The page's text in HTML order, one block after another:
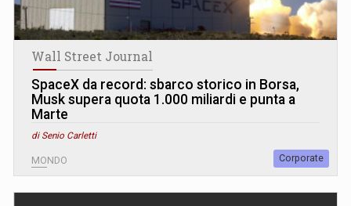
Wall Street Journal
SpaceX da record: sbarco storico in Borsa,
Musk supera quota 1.000 miliardi e punta a
Marte
di Senio Carletti
MONDO Corporate